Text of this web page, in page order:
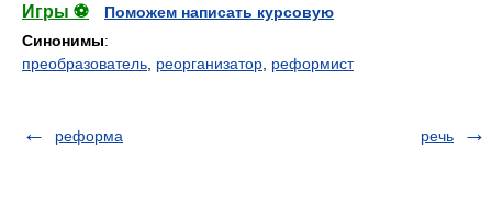
Игры ⚽
Поможем написать курсовую
Синонимы:
преобразователь реорганизатор реформист
реформа речь